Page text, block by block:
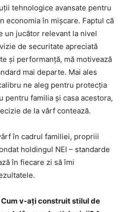
tehnologice avansate pentru
economia în mișcare. Faptul că
un jucător relevant la nivel
de securitate apreciată
și performanță, mă motivează
mai departe. Mai ales
ne aleg pentru protecția
pentru familia şi casa acestora,
de la vârf contează.
în cadrul familiei, propriii
holdingul NEI – standarde
în fiecare zi să îmi
Cum v-ați construit stilul de